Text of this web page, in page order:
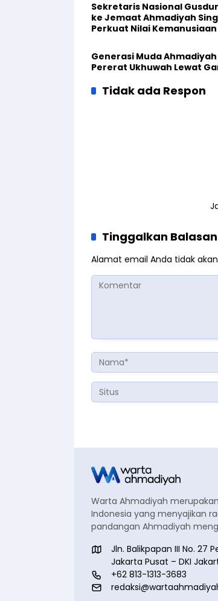
Sekretaris Nasional
ke Jemaat Ahmadiyah
Perkuat Nilai Kemanusiaan
Generasi Muda
Tidak ada Respon
Tinggalkan Balasan
Alamat email Anda tidak
Warta Ahmadiyah
Indonesia yang menyajikan
pandangan Ahmadiyah
Jln. Balikpapan III No. 27
Jakarta Pusat – DKI
+62 813-1313-3683